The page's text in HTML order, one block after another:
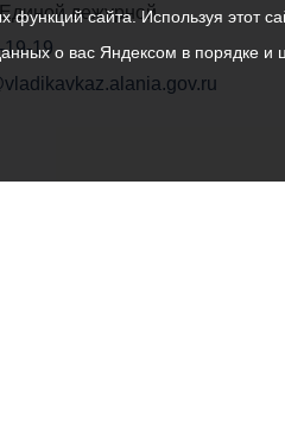
дежурной
19-19
функций сайта. Используя этот
о вас Яндексом в порядке и